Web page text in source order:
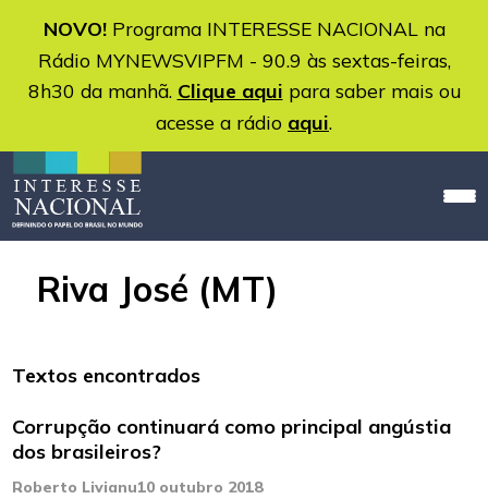
NOVO!Programa INTERESSE NACIONAL na
Rádio MYNEWSVIPFM - 90.9 às sextas-feiras,
8h30 da manhã. Clique aqui para saber mais ou
acesse a rádio aqui.
Riva José (MT)
Textos encontrados
Corrupção continuará como principal angústia
dos brasileiros?
Roberto Livianu10 outubro 2018